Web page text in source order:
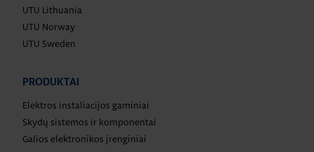
UTU Lithuania
UTU Norway
UTU Sweden
PRODUKTAI
Elektros instaliacijos gaminiai
Skydų sistemos ir komponentai
Galios elektronikos įrenginiai